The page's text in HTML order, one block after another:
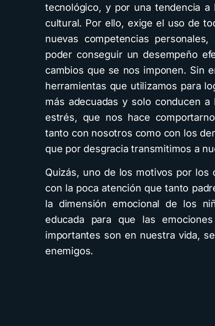
tecnológico, y por una tendencia a
cultural. Por ello, exige el uso de
nuevas competencias
poder conseguir un desempeño
cambios que se nos imponen. Sin
herramientas que utilizamos para
más adecuadas y solo conducen
estrés, que nos hace
tanto con nosotros como con los
que por desgracia transmitimos a
Quizás, uno de los motivos por
con la poca atención que tanto
la dimensión emocional de los
educada para que las
importantes son en nuestra vida,
enemigos.